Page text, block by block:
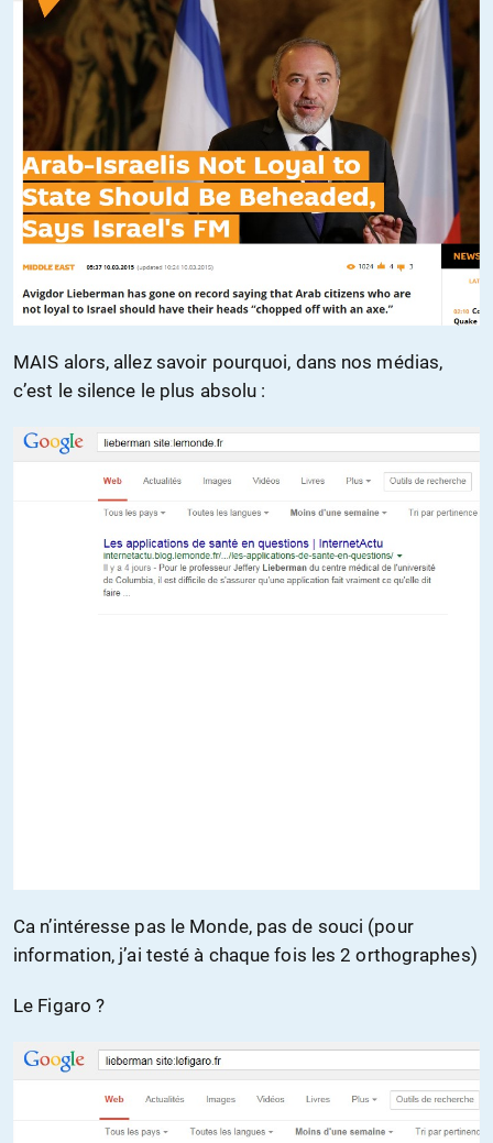
MAIS alors, allez savoir pourquoi, dans nos médias,
c’est le silence le plus absolu :
Ca n’intéresse pas le Monde, pas de souci (pour
information, j’ai testé à chaque fois les 2 orthographes)
Le Figaro ?